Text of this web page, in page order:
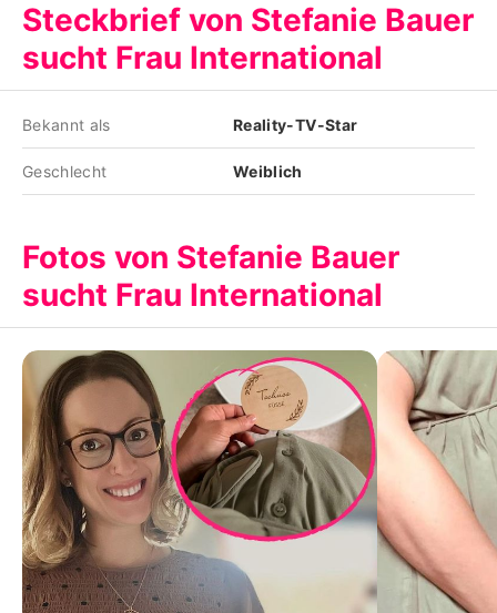
Utiq verwalten
Steckbrief von Stefanie Bauer
sucht Frau International
Bekannt als Reality-TV-Star
Geschlecht Weiblich
Fotos von Stefanie Bauer
sucht Frau International